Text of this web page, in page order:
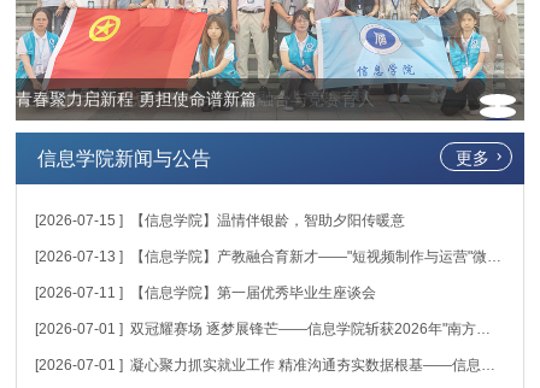
青春聚力启新程 勇担使命谱新篇
泰迪智能到访信息学院 共商产教融合与竞赛育人
信息学院新闻与公告 更多
[2026-07-15 ] 【信息学院】温情伴银龄，智助夕阳传暖意
[2026-07-13 ] 【信息学院】产教融合育新才——"短视频制作与运营"微专业总结表彰大会举行
[2026-07-11 ] 【信息学院】第一届优秀毕业生座谈会
[2026-07-01 ] 双冠耀赛场 逐梦展锋芒——信息学院斩获2026年"南方杯"篮球联赛南校区冠军、"青羽杯"羽毛球联赛全校总冠军
[2026-07-01 ] 凝心聚力抓实就业工作 精准沟通夯实数据根基——信息学院召开2026届毕业生就业工作专题部署暨业务培训会